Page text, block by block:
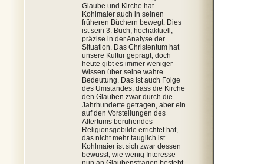
Glaube und Kirche hat
Kohlmaier auch in seinen
früheren Büchern bewegt. Dies
ist sein 3. Buch; hochaktuell,
präzise in der Analyse der
Situation. Das Christentum hat
unsere Kultur geprägt, doch
heute gibt es immer weniger
Wissen über seine wahre
Bedeutung. Das ist auch Folge
des Umstandes, dass die Kirche
den Glauben zwar durch die
Jahrhunderte getragen, aber ein
auf den Vorstellungen des
Altertums beruhendes
Religionsgebilde errichtet hat,
das nicht mehr tauglich ist.
Kohlmaier ist sich zwar dessen
bewusst, wie wenig Interesse